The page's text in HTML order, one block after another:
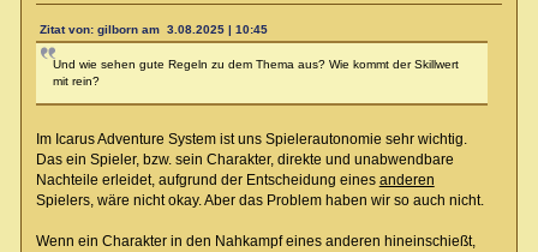
Zitat von: gilborn am 3.08.2025 | 10:45
Und wie sehen gute Regeln zu dem Thema aus? Wie kommt der Skillwert
mit rein?
Im Icarus Adventure System ist uns Spielerautonomie sehr wichtig.
Das ein Spieler, bzw. sein Charakter, direkte und unabwendbare
Nachteile erleidet, aufgrund der Entscheidung eines anderen
Spielers, wäre nicht okay. Aber das Problem haben wir so auch nicht.
Wenn ein Charakter in den Nahkampf eines anderen hineinschießt,